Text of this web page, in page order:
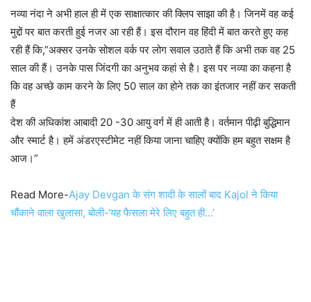
नव्या नंदा ने अभी हाल ही में एक साक्षात्कार की क्लिप साझा की है। जिनमें वह कई
मुद्दों पर बात करती हुई नजर आ रही हैं। इस दौरान वह हिंदी में बात करते हुए कह
रही हैं कि,”अक्सर उनके सोशल वर्क पर लोग सवाल उठाते हैं कि अभी तक वह 25
साल की हैं। उनके पास जिंदगी का अनुभव कहां से है। इस पर नव्या का कहना है
कि वह अच्छे काम करने के लिए 50 साल का होने तक का इंतजार नहीं कर सकती
हैं
देश की अधिकांश आबादी 20 -30 आयु वर्ग में ही आती है। वर्तमान पीढ़ी बुद्धिमान
और स्मार्ट है। हमें अंडरएस्टीमेट नहीं किया जाना चाहिए क्योंकि हम बहुत सक्षम है
आज।”
Read More-Ajay Devgan के संग शादी के सालों बाद Kajol ने किया
चौंकाने वाला खुलासा, बोली-‘यह फैसला मेरे लिए बहुत ही…’